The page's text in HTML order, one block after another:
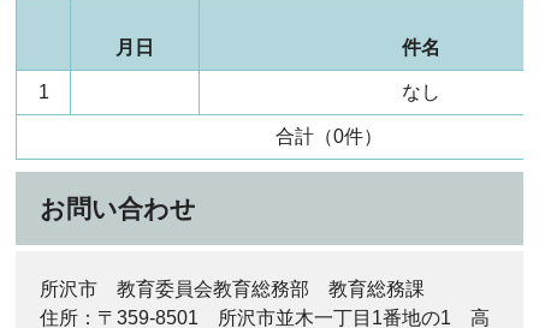
月日 件名
1 なし
合計（0件）
お問い合わせ
所沢市 教育委員会教育総務部 教育総務課
住所：〒359-8501 所沢市並木一丁目1番地の1 高